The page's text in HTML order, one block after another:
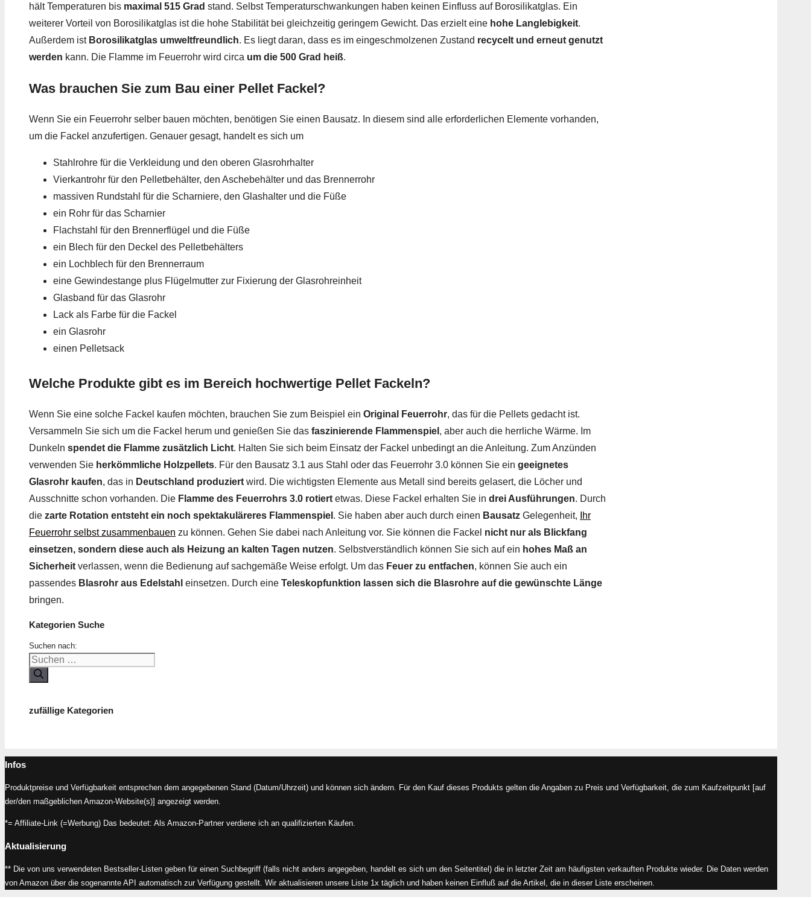
hält Temperaturen bis maximal 515 Grad stand. Selbst Temperaturschwankungen haben keinen Einfluss auf Borosilikatglas. Ein
weiterer Vorteil von Borosilikatglas ist die hohe Stabilität bei gleichzeitig geringem Gewicht. Das erzielt eine hohe Langlebigkeit.
Außerdem ist Borosilikatglas umweltfreundlich. Es liegt daran, dass es im eingeschmolzenen Zustand recycelt und erneut genutzt
werden kann. Die Flamme im Feuerrohr wird circa um die 500 Grad heiß.
Was brauchen Sie zum Bau einer Pellet Fackel?
Wenn Sie ein Feuerrohr selber bauen möchten, benötigen Sie einen Bausatz. In diesem sind alle erforderlichen Elemente vorhanden,
um die Fackel anzufertigen. Genauer gesagt, handelt es sich um
Stahlrohre für die Verkleidung und den oberen Glasrohrhalter
Vierkantrohr für den Pelletbehälter, den Aschebehälter und das Brennerrohr
massiven Rundstahl für die Scharniere, den Glashalter und die Füße
ein Rohr für das Scharnier
Flachstahl für den Brennerflügel und die Füße
ein Blech für den Deckel des Pelletbehälters
ein Lochblech für den Brennerraum
eine Gewindestange plus Flügelmutter zur Fixierung der Glasrohreinheit
Glasband für das Glasrohr
Lack als Farbe für die Fackel
ein Glasrohr
einen Pelletsack
Welche Produkte gibt es im Bereich hochwertige Pellet Fackeln?
Wenn Sie eine solche Fackel kaufen möchten, brauchen Sie zum Beispiel ein Original Feuerrohr, das für die Pellets gedacht ist.
Versammeln Sie sich um die Fackel herum und genießen Sie das faszinierende Flammenspiel , aber auch die herrliche Wärme. Im
Dunkeln spendet die Flamme zusätzlich Licht. Halten Sie sich beim Einsatz der Fackel unbedingt an die Anleitung. Zum Anzünden
verwenden Sie herkömmliche Holzpellets. Für den Bausatz 3.1 aus Stahl oder das Feuerrohr 3.0 können Sie ein geeignetes
Glasrohr kaufen, das in Deutschland produziert wird. Die wichtigsten Elemente aus Metall sind bereits gelasert, die Löcher und
Ausschnitte schon vorhanden. Die Flamme des Feuerrohrs 3.0 rotiert etwas. Diese Fackel erhalten Sie in drei Ausführungen. Durch
die zarte Rotation entsteht ein noch spektakuläreres Flammenspiel . Sie haben aber auch durch einen Bausatz Gelegenheit,
Ihr
Feuerrohr selbst zusammenbauen zu können. Gehen Sie dabei nach Anleitung vor. Sie können die Fackel nicht nur als Blickfang
einsetzen, sondern diese auch als Heizung an kalten Tagen nutzen. Selbstverständlich können Sie sich auf ein hohes Maß an
Sicherheit verlassen, wenn die Bedienung auf sachgemäße Weise erfolgt. Um das Feuer zu entfachen, können Sie auch ein
passendes Blasrohr aus Edelstahl einsetzen. Durch eine Teleskopfunktion lassen sich die Blasrohre auf die gewünschte Länge
bringen.
Kategorien Suche
Suchen nach:
zufällige Kategorien
Infos
Produktpreise und Verfügbarkeit entsprechen dem angegebenen Stand (Datum/Uhrzeit) und können sich ändern. Für den Kauf dieses Produkts gelten die Angaben zu Preis und Verfügbarkeit, die zum Kaufzeitpunkt [auf
der/den maßgeblichen Amazon-Website(s)] angezeigt werden.
*= Affiliate-Link (=Werbung) Das bedeutet: Als Amazon-Partner verdiene ich an qualifizierten Käufen.
Aktualisierung
** Die von uns verwendeten Bestseller-Listen geben für einen Suchbegriff (falls nicht anders angegeben, handelt es sich um den Seitentitel) die in letzter Zeit am häufigsten verkauften Produkte wieder. Die Daten werden
von Amazon über die sogenannte API automatisch zur Verfügung gestellt. Wir aktualisieren unsere Liste 1x täglich und haben keinen Einfluß auf die Artikel, die in dieser Liste erscheinen.